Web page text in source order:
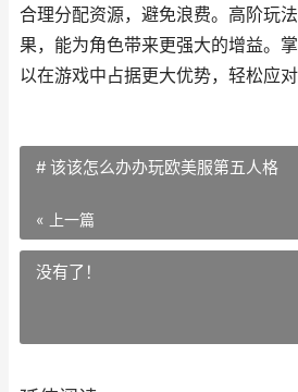
合理分配资源，避免浪费。高阶玩
果，能为角色带来更强大的增益。
以在游戏中占据更大优势，轻松应对
# 该该怎么办办玩欧美服第五人格
« 上一篇
没有了！